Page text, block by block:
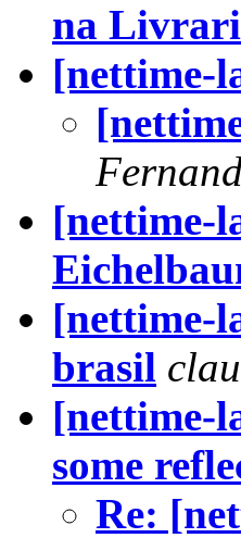
na
[nettime-
[nettime-
[nettime-
brasil
[nettime-
some
Re: